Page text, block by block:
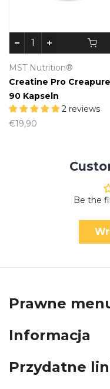
MST Nutrition®
Creatine Pro
90 Kapseln
2 reviews
€19,90
Be the
Prawne
Informacja
Przydatne